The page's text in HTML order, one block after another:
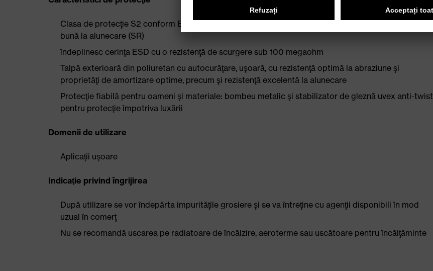
Clasa de protecţie S2 conform EN ISO 20345:2022 cu marcaj suplimentar pentru rezistenţă foarte
bună la alunecare (SR)
îndeplinesc cerinţa ESD cu o rezistenţă de scurgere sub 100 megaohm
Talpă exterioară din poliuretan cu autocurăţare, uşoară, cu rezistenţă optimă la abraziune şi
proprietăţi de amortizare optime, precum şi rezistenţă excelentă la alunecare
Protecţie fiabilă pentru oameni şi materiale: bombeu metalic şi stabilizator de gleznă uvex anti-twist
pentru protecţie împotriva luxării
Domenii de utilizare
Aplicaţii uşoare
Indicaţie privind îngrijirea
După utilizare se vor îndepărta impurităţile grosiere şi se va întreţine cu agenţii disponibili în mod
uzual în comerţ
Nu se recomandă uscarea pe radiatoare de încălzire, aeroterme sau uscătoare pentru încălţăminte